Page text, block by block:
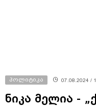
პოლიტიკა 07.08.2024 /
ნიკა მელია -